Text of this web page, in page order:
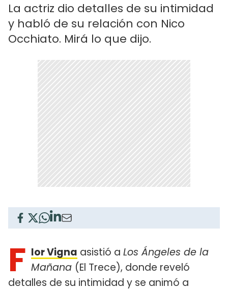
La actriz dio detalles de su intimidad
y habló de su relación con Nico
Occhiato. Mirá lo que dijo.
F lor Vigna asistió a Los Ángeles de la
Mañana (El Trece), donde reveló
detalles de su intimidad y se animó a